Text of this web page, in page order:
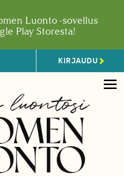
Luonto -sovellus
Play Storesta!
KIRJAUDU